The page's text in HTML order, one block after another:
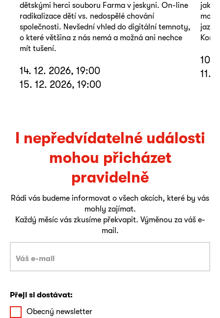
dětskými herci souboru Farma v jeskyni. On-line
radikalizace dětí vs. nedospělé chování
společnosti. Nevšední vhled do digitální temnoty,
o které většina z nás nemá a možná ani nechce
mít tušení.
14. 12. 2026, 19:00
15. 12. 2026, 19:00
jako
10.
11.
I nepředvídatelné události
mohou přicházet
pravidelně
Rádi vás budeme informovat o všech akcích, které by vás
mohly zajímat.
Každý měsíc vás zkusíme překvapit. Výměnou za váš e-
mail.
Přeji si dostávat:
Obecný newsletter